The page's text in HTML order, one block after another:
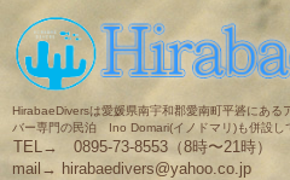
HirabaeDiversは愛媛県南宇和郡愛南町平碆にある
バー専門の民泊 Ino Domari(イノドマリ)も併設し
TEL→ 0895-73-8553（8時〜21時）
mail→ hirabaedivers@yahoo.co.jp